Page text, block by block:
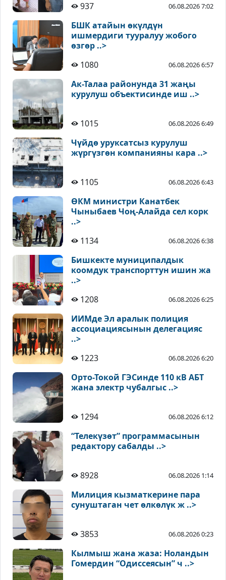
937 06.08.2026 7:02
БШК атайын өкүлдүн
ишмердиги тууралуу жобого
өзгөр ..>
1080
06.08.2026 6:57
Ак-Талаа районунда 31 жаңы
курулуш объектисинде иш ..>
1015 06.08.2026 6:49
Чүйдө уруксатсыз курулуш
жүргүзгөн компанияны кара ..>
1105 06.08.2026 6:43
ӨКМ министри Канатбек
Чыныбаев Чоң-Алайда сел корк
..>
1134
06.08.2026 6:38
Бишкекте муниципалдык
коомдук транспорттун ишин жа
..>
1208
06.08.2026 6:25
ИИМде Эл аралык полиция
ассоциациясынын делегацияс
..>
1223
06.08.2026 6:20
Орто-Токой ГЭСинде 110 кВ АБТ
жана электр чубалгыс ..>
1294 06.08.2026 6:12
“Телекүзөт” программасынын
редактору сабалды ..>
8928 06.08.2026 1:14
Милиция кызматкерине пара
сунуштаган чет өлкөлүк ж ..>
3853 06.08.2026 0:23
Кылмыш жана жаза: Ноландын
Гомердин “Одиссеясын” ч ..>